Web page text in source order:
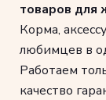
товаров для
Корма,
любимцев в
Работаем
качество